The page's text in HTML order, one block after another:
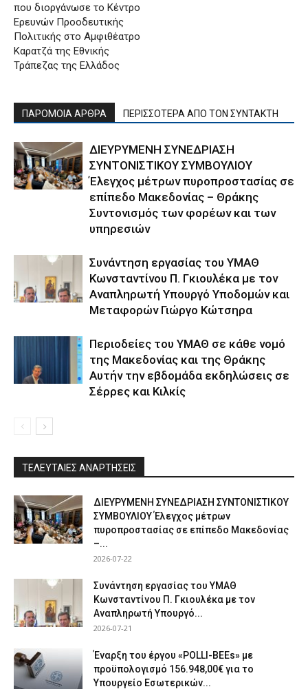
που διοργάνωσε το Κέντρο
Ερευνών Προοδευτικής
Πολιτικής στο Αμφιθέατρο
Καρατζά της Εθνικής
Τράπεζας της Ελλάδος
ΠΑΡΟΜΟΙΑ ΑΡΘΡΑ ΠΕΡΙΣΣΟΤΕΡΑ ΑΠΟ ΤΟΝ ΣΥΝΤΑΚΤΗ
ΔΙΕΥΡΥΜΕΝΗ ΣΥΝΕΔΡΙΑΣΗ
ΣΥΝΤΟΝΙΣΤΙΚΟΥ ΣΥΜΒΟΥΛΙΟΥ
Έλεγχος μέτρων πυροπροστασίας σε
επίπεδο Μακεδονίας – Θράκης
Συντονισμός των φορέων και των
υπηρεσιών
Συνάντηση εργασίας του ΥΜΑΘ
Κωνσταντίνου Π. Γκιουλέκα με τον
Αναπληρωτή Υπουργό Υποδομών και
Μεταφορών Γιώργο Κώτσηρα
Περιοδείες του ΥΜΑΘ σε κάθε νομό
της Μακεδονίας και της Θράκης
Αυτήν την εβδομάδα εκδηλώσεις σε
Σέρρες και Κιλκίς
ΤΕΛΕΥΤΑΙΕΣ ΑΝΑΡΤΗΣΕΙΣ
ΔΙΕΥΡΥΜΕΝΗ ΣΥΝΕΔΡΙΑΣΗ ΣΥΝΤΟΝΙΣΤΙΚΟΥ
ΣΥΜΒΟΥΛΙΟΥ Έλεγχος μέτρων
πυροπροστασίας σε επίπεδο Μακεδονίας
–...
2026-07-22
Συνάντηση εργασίας του ΥΜΑΘ
Κωνσταντίνου Π. Γκιουλέκα με τον
Αναπληρωτή Υπουργό...
2026-07-21
Έναρξη του έργου «POLLI-BEEs» με
προϋπολογισμό 156.948,00€ για το
Υπουργείο Εσωτερικών...